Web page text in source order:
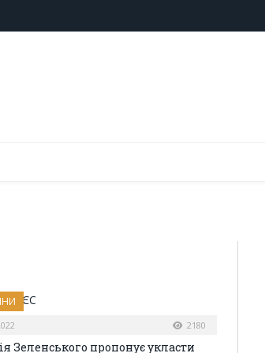
2180
Зеленського пропонує укласти